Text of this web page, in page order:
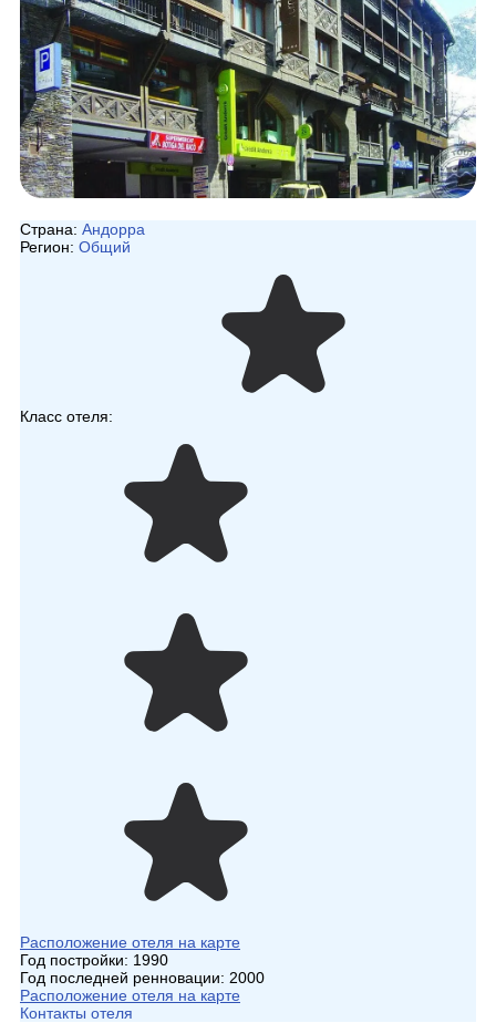
Страна: Андорра
Регион: Общий
Класс отеля:
Расположение отеля на карте
Год постройки: 1990
Год последней ренновации: 2000
Расположение отеля на карте
Контакты отеля